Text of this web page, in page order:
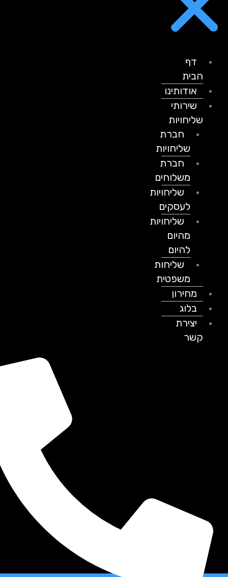
דף
הבית
אודותינו
שירותי
שליחויות
חברת
שליחויות
חברת
משלוחים
שליחויות
לעסקים
שליחויות
מהיום
להיום
שליחות
משפטית
מחירון
בלוג
יצירת
קשר